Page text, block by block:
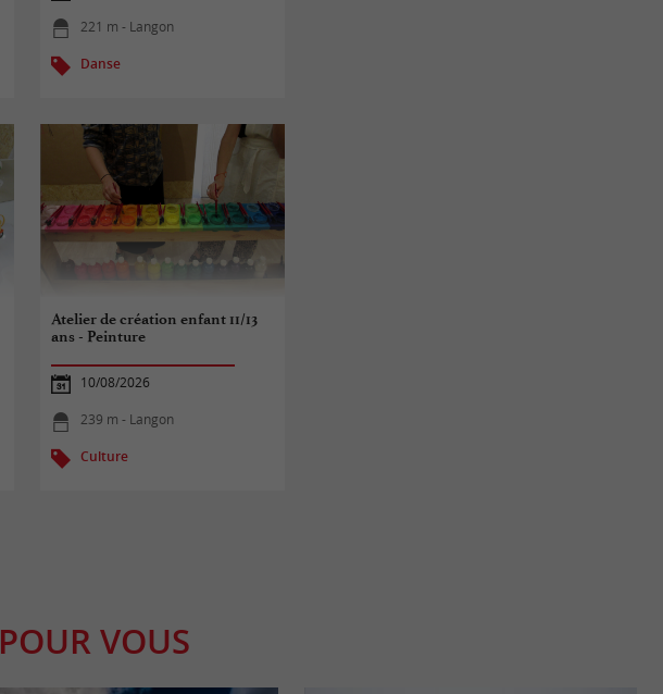
221 m - Langon
Danse
Atelier de création enfant 11/13
ans - Peinture
10/08/2026
239 m - Langon
Culture
POUR VOUS